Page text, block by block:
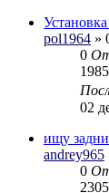
pol1964 »
0
02
ищу
andrey965
0